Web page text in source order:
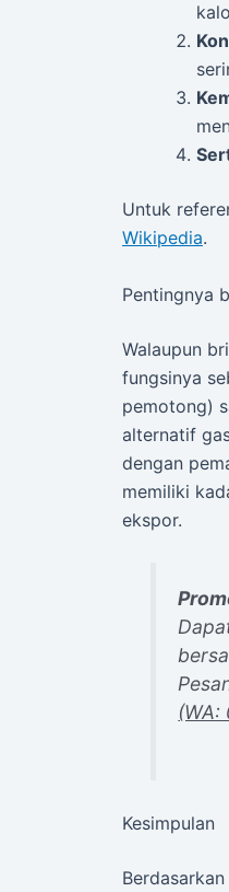
Untuk
Wikipedia.
Pentingnya
Walaupun
fungsinya
pemotong)
alternatif
dengan
memiliki
ekspor.
Kesimpulan